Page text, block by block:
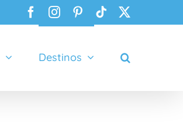
Facebook
InstagramPinterest
Tiktok
Destinos